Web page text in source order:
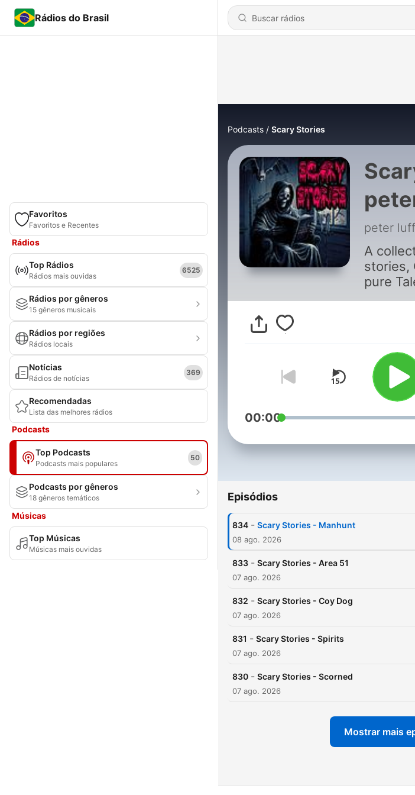
Rádios do Brasil
Favoritos
Favoritos e Recentes
Rádios
Top Rádios
Rádios mais ouvidas
6525
Rádios por gêneros
15 gêneros musicais
Rádios por regiões
Rádios locais
Notícias
Rádios de notícias
369
Recomendadas
Lista das melhores rádios
Podcasts
Top Podcasts
Podcasts mais populares
50
Podcasts por gêneros
18 gêneros temáticos
Músicas
Top Músicas
Músicas mais ouvidas
Podcasts Scary Stories
peter luff
A
stories,
pure
00:00
Episódios
834 - Scary Stories - Manhunt
08 ago. 2026
833 - Scary Stories - Area 51
07 ago. 2026
832 - Scary Stories - Coy Dog
07 ago. 2026
831 - Scary Stories - Spirits
07 ago. 2026
830 - Scary Stories - Scorned
07 ago. 2026
Mostrar mais